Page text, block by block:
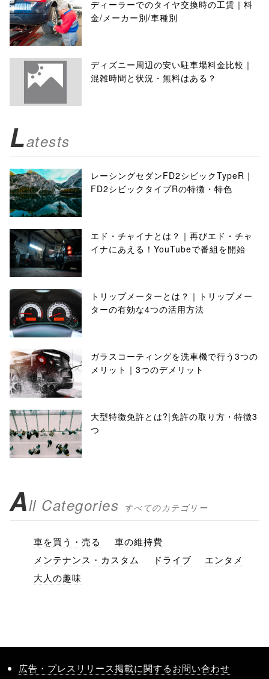
ディーラーでのタイヤ交換時の工賃｜料
金/メーカー別/車種別
ディズニー周辺の安い駐車場料金比較｜
混雑時間と状況・無料はある？
Latests
レーシングセダンFD2シビックTypeR｜
FD2シビックタイプRの特徴・特色
エド・チャイナとは？｜再びエド・チャ
イナにあえる！YouTubeで番組を開始
トリップメーターとは？｜トリップメー
ターの有効な4つの活用方法
ガラスコーティングを洗車機で行う3つの
メリット｜3つのデメリット
大型特徴免許とは?|免許の取り方・特徴3
つ
All Categories すべてのカテゴリー
車を買う・売る
車の維持費
メンテナンス・カスタム
ドライブ
エンタメ
大人の趣味
広告・プレスリリース掲載に関するお問い合わせ